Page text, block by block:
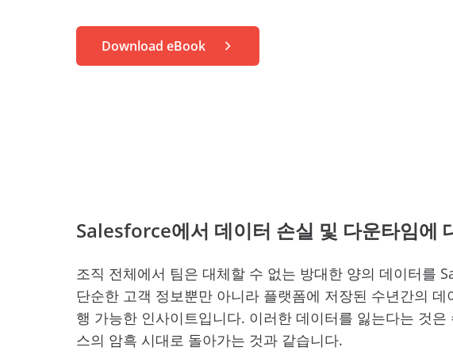
#shifthappens
Download eBook
Salesforce에서 데이터 손실 및 다운타임에
조직 전체에서 팀은 대체할 수 없는 방대한 양의 데이터를
단순한 고객 정보뿐만 아니라 플랫폼에 저장된 수년간의
행 가능한 인사이트입니다. 이러한 데이터를 잃는다는 것
스의 암흑 시대로 돌아가는 것과 같습니다.